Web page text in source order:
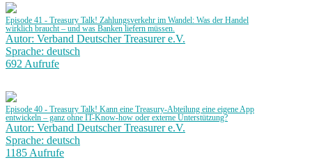
Episode 41 - Treasury Talk! Zahlungsverkehr im Wandel: Was der Handel
wirklich braucht – und was Banken liefern müssen.
Autor: Verband Deutscher Treasurer e.V.
Sprache: deutsch
692 Aufrufe
Episode 40 - Treasury Talk! Kann eine Treasury-Abteilung eine eigene App
entwickeln – ganz ohne IT-Know-how oder externe Unterstützung?
Autor: Verband Deutscher Treasurer e.V.
Sprache: deutsch
1185 Aufrufe